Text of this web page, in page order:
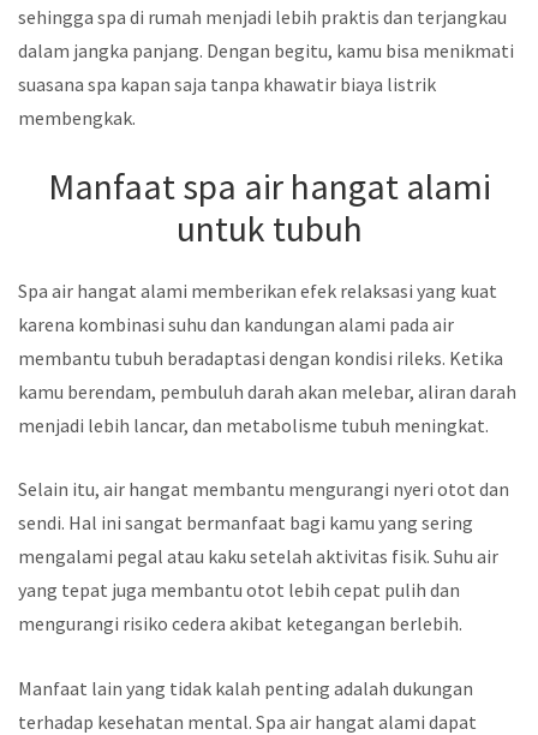
sehingga spa di rumah menjadi lebih praktis dan terjangkau
dalam jangka panjang. Dengan begitu, kamu bisa menikmati
suasana spa kapan saja tanpa khawatir biaya listrik
membengkak.
Manfaat spa air hangat alami
untuk tubuh
Spa air hangat alami memberikan efek relaksasi yang kuat
karena kombinasi suhu dan kandungan alami pada air
membantu tubuh beradaptasi dengan kondisi rileks. Ketika
kamu berendam, pembuluh darah akan melebar, aliran darah
menjadi lebih lancar, dan metabolisme tubuh meningkat.
Selain itu, air hangat membantu mengurangi nyeri otot dan
sendi. Hal ini sangat bermanfaat bagi kamu yang sering
mengalami pegal atau kaku setelah aktivitas fisik. Suhu air
yang tepat juga membantu otot lebih cepat pulih dan
mengurangi risiko cedera akibat ketegangan berlebih.
Manfaat lain yang tidak kalah penting adalah dukungan
terhadap kesehatan mental. Spa air hangat alami dapat